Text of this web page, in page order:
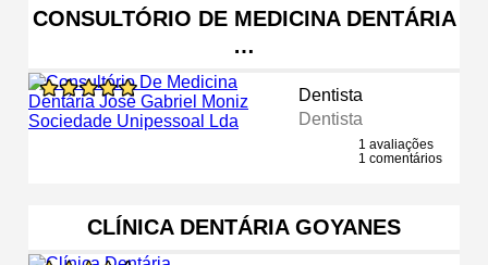
CONSULTÓRIO DE MEDICINA DENTÁRIA
…
Dentista
Dentista
1 avaliações
1 comentários
CLÍNICA DENTÁRIA GOYANES